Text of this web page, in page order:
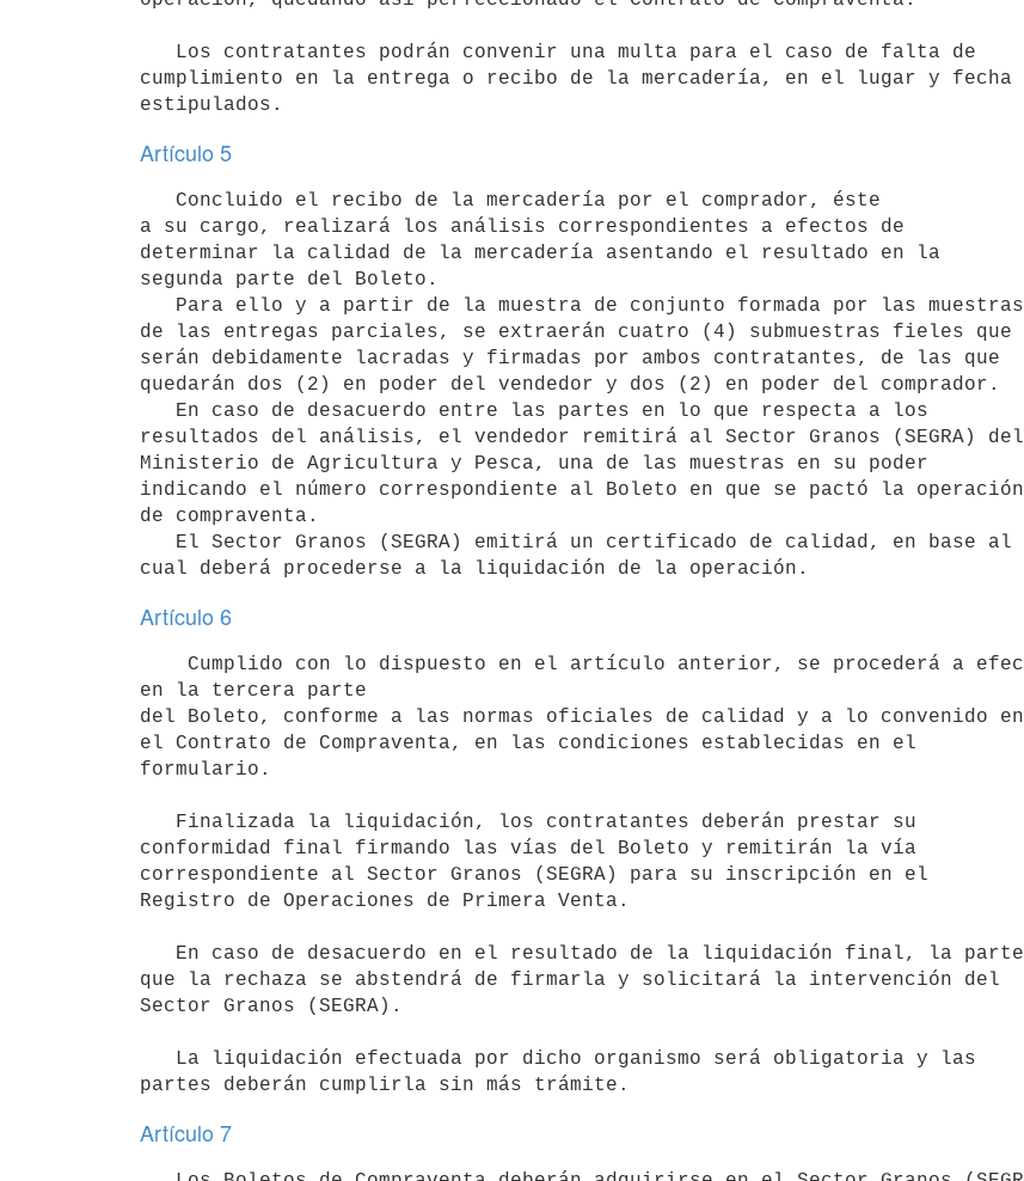
cumplimiento en la entrega o recibo de la mercadería, en el lugar y fecha
Artículo 5
a su cargo, realizará los análisis correspondientes a efectos de
determinar la calidad de la mercadería asentando el resultado en la
segunda parte del Boleto.
de las entregas parciales, se extraerán cuatro (4) submuestras fieles que
serán debidamente lacradas y firmadas por ambos contratantes, de las que
quedarán dos (2) en poder del vendedor y dos (2) en poder del comprador.
resultados del análisis, el vendedor remitirá al Sector Granos (SEGRA) del
Ministerio de Agricultura y Pesca, una de las muestras en su poder
indicando el número correspondiente al Boleto en que se pactó la operación
de compraventa.
Artículo 6
en la tercera parte
del Boleto, conforme a las normas oficiales de calidad y a lo convenido en
el Contrato de Compraventa, en las condiciones establecidas en el
formulario.
conformidad final firmando las vías del Boleto y remitirán la vía
correspondiente al Sector Granos (SEGRA) para su inscripción en el
Registro de Operaciones de Primera Venta.
que la rechaza se abstendrá de firmarla y solicitará la intervención del
Sector Granos (SEGRA).
Artículo 7